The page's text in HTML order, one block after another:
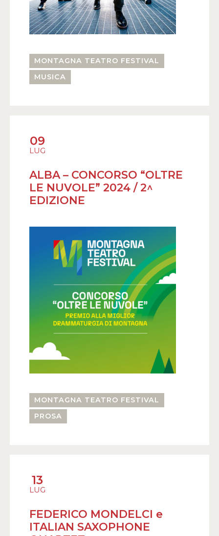
MONTAGNA TEATRO FESTIVAL
MUSICA
09
LUG
ALBA – CONCORSO “OLTRE
LE NUVOLE” 2024 / 2^
EDIZIONE
MONTAGNA TEATRO FESTIVAL
PROSA
13
LUG
FEDERICO MONDELCI e
ITALIAN SAXOPHONE